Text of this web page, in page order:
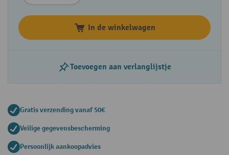
In de winkelwagen
Toevoegen aan verlanglijstje
Gratis verzending vanaf 50€
Veilige gegevensbescherming
Persoonlijk aankoopadvies